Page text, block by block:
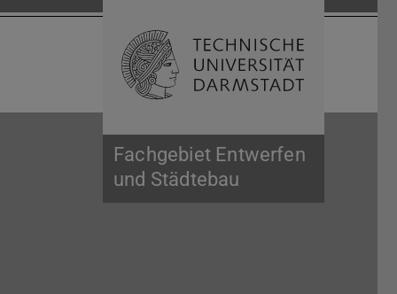
Fachgebiet Entwerfen
und Städtebau
Suche öffnen